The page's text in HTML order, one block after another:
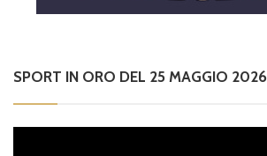
SPORT IN ORO DEL 25 MAGGIO 2026